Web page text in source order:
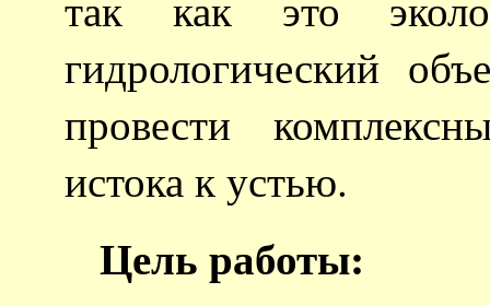
гидрологический
провести
истока к устью.
Цель работы: